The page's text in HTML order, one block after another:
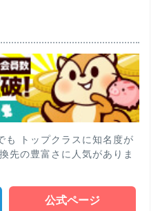
も トップクラスに知名度が
先の豊富さに人気がありま
公式ページ